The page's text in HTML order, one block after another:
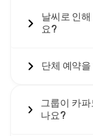
이상적입니다.
준비를 포함한
억에 남는 모험
적합하며, 장관
을 불러일으킵
휴가는 조정된
날씨로 인
요?
단체 예약
그룹이 카
나요?